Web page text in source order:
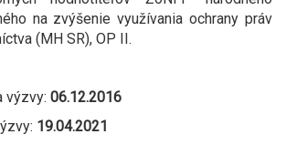
na zvýšenie využívania ochrany práv
(MH SR), OP II.
výzvy: 06.12.2016
19.04.2021